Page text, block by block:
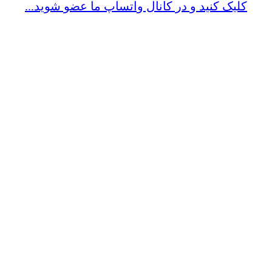
کلیک کنید و در کانال واتساپ ما عضو شوید...